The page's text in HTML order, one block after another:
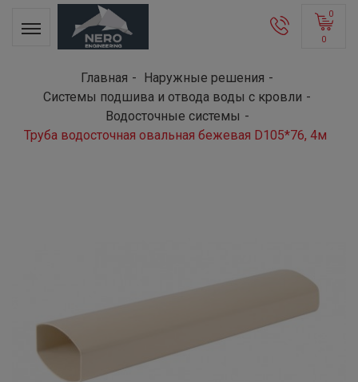
0
0
Главная
Наружные решения
Системы подшива и отвода воды с кровли
Водосточные системы
Труба водосточная овальная бежевая D105*76, 4м